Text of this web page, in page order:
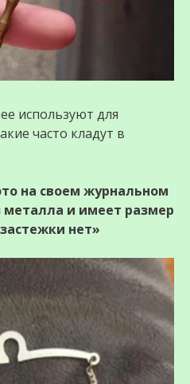
используют для
часто кладут в
на своем журнальном
металла и имеет размер
нет»